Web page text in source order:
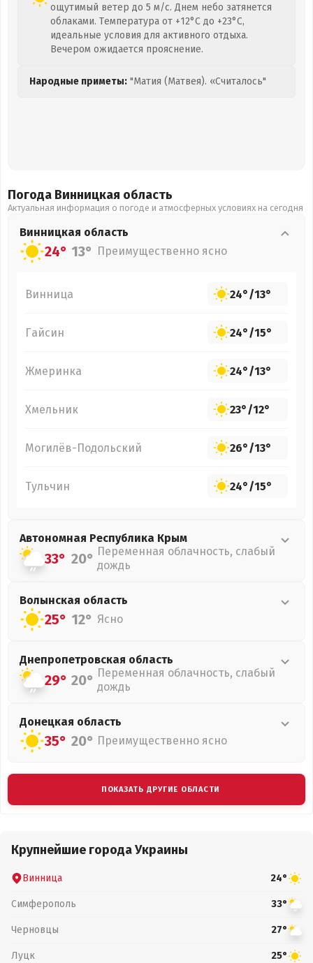
ощутимый ветер до 5 м/с. Днем небо затянется
облаками. Температура от +12°C до +23°C,
идеальные условия для активного отдыха.
Вечером ожидается прояснение.
Народные приметы: "Матия (Матвея). «Считалось"
Погода Винницкая область
Актуальная информация о погоде и атмосферных условиях на сегодня
Винницкая область
24° 13° Преимущественно ясно
Винница 24°/13°
Гайсин 24°/15°
Жмеринка 24°/13°
Хмельник 23°/12°
Могилёв-Подольский 26°/13°
Тульчин 24°/15°
Автономная Республика Крым
33° 20° Переменная облачность, слабый
дождь
Волынская область
25° 12° Ясно
Днепропетровская область
29° 20° Переменная облачность, слабый
дождь
Донецкая область
35° 20° Преимущественно ясно
ПОКАЗАТЬ ДРУГИЕ ОБЛАСТИ
Крупнейшие города Украины
Винница 24°
Симферополь 33°
Черновцы 27°
Луцк 25°